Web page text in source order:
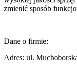
zmienić sposób
Dane o firmie:
Adres: ul.